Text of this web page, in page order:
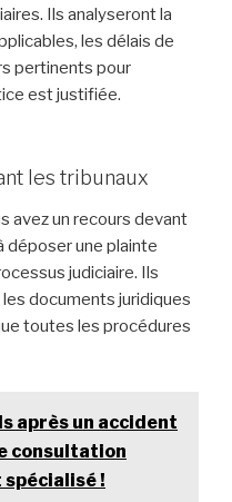
Ils analyseront la
les délais de
pertinents pour
est justifiée.
les tribunaux
avez un recours devant
déposer une plainte
judiciaire. Ils
documents juridiques
toutes les procédures
après un accident
consultation
!